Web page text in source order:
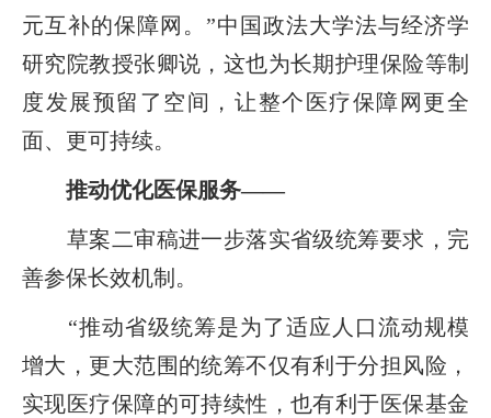
元互补的保障网。”中国政法大学法与经济学
研究院教授张卿说，这也为长期护理保险等制
度发展预留了空间，让整个医疗保障网更全
面、更可持续。
推动优化医保服务——
草案二审稿进一步落实省级统筹要求，完
善参保长效机制。
“推动省级统筹是为了适应人口流动规模
增大，更大范围的统筹不仅有利于分担风险，
实现医疗保障的可持续性，也有利于医保基金